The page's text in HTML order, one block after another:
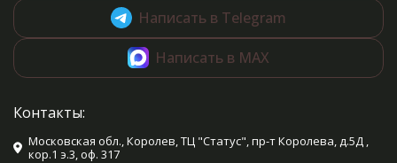
Написать в Telegram
Написать в MAX
Контакты:
Московская обл., Королев, ТЦ "Статус", пр-т Королева, д.5Д ,
кор.1 э.3, оф. 317